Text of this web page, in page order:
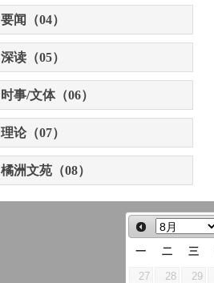
要闻（04）
深读（05）
时事/文体（06）
理论（07）
橘洲文苑（08）
一 二 三
27 28 29